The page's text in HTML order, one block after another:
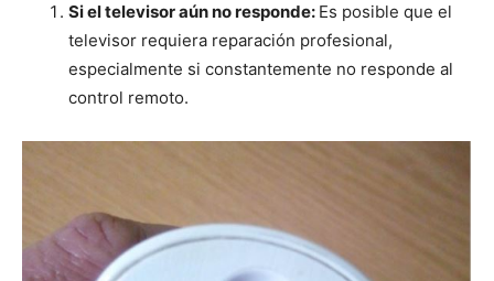
Si el televisor aún no responde: Es posible que el
televisor requiera reparación profesional,
especialmente si constantemente no responde al
control remoto.